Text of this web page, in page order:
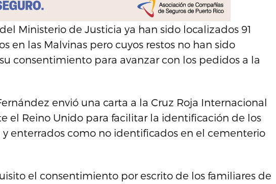
Ministerio de Justicia ya han sido localizados 91
en las Malvinas pero cuyos restos no han sido
consentimiento para avanzar con los pedidos a la
envió una carta a la Cruz Roja Internacional
el Reino Unido para facilitar la identificación de los
enterrados como no identificados en el cementerio
el consentimiento por escrito de los familiares de